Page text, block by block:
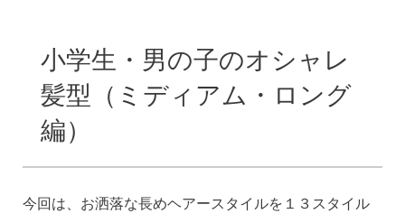
小学生・男の子のオシャレ
髪型（ミディアム・ロング
編）
今回は、お洒落な長めヘアースタイルを１３スタイル